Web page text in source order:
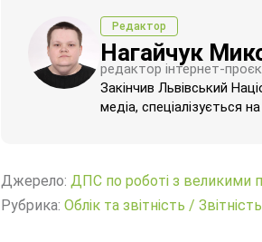
Редактор
Нагайчук
редактор інтернет-
Закінчив Львівський
медіа, спеціалізується
Джерело: ДПС по роботі з великими
Рубрика: Облік та звітність / Звітність